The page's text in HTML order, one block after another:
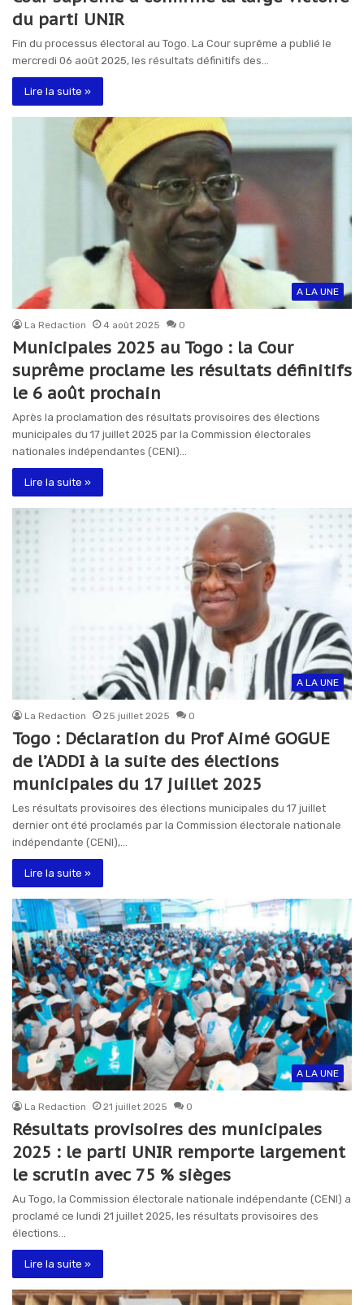
du parti UNIR
Fin du processus électoral au Togo. La Cour suprême a publié le
mercredi 06 août 2025, les résultats définitifs des…
Lire la suite »
A LA UNE
La Redaction 4 août 2025 0
Municipales 2025 au Togo : la Cour
suprême proclame les résultats définitifs
le 6 août prochain
Après la proclamation des résultats provisoires des élections
municipales du 17 juillet 2025 par la Commission électorales
nationales indépendantes (CENI)…
Lire la suite »
A LA UNE
La Redaction 25 juillet 2025 0
Togo : Déclaration du Prof Aimé GOGUE
de l’ADDI à la suite des élections
municipales du 17 juillet 2025
Les résultats provisoires des élections municipales du 17 juillet
dernier ont été proclamés par la Commission électorale nationale
indépendante (CENI),…
Lire la suite »
A LA UNE
La Redaction 21 juillet 2025 0
Résultats provisoires des municipales
2025 : le parti UNIR remporte largement
le scrutin avec 75 % sièges
Au Togo, la Commission électorale nationale indépendante (CENI) a
proclamé ce lundi 21 juillet 2025, les résultats provisoires des
élections…
Lire la suite »